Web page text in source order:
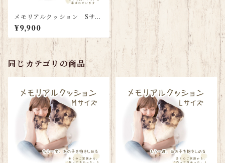
メモリアルクッション Sサイ
ズ（背面名入れタイプ）
¥9,900
同じカテゴリの商品